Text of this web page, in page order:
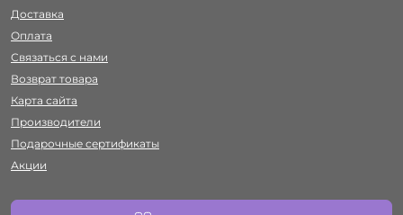
Доставка
Оплата
Связаться с нами
Возврат товара
Карта сайта
Производители
Подарочные сертификаты
Акции